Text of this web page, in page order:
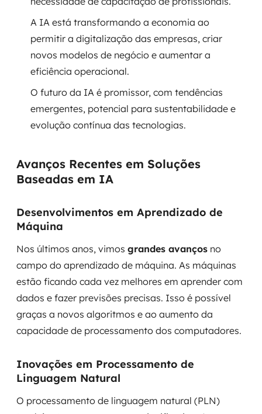
Monitoramento 24x7
Suporte a banco de dados
Billing Cloud
Escalar com segurança
DevSecOps
MSS
Consultoria de segurança
Simulação de Phishing
Segurança de aplicações e Cloud
A IA está transformando a economia ao
permitir a digitalização das empresas, criar
novos modelos de negócio e aumentar a
eficiência operacional.
O futuro da IA é promissor, com tendências
emergentes, potencial para sustentabilidade e
evolução contínua das tecnologias.
Avanços Recentes em Soluções
Baseadas em IA
Desenvolvimentos em Aprendizado de
Máquina
Nos últimos anos, vimos grandes avanços no
campo do aprendizado de máquina. As máquinas
estão ficando cada vez melhores em aprender com
dados e fazer previsões precisas. Isso é possível
graças a novos algoritmos e ao aumento da
capacidade de processamento dos computadores.
Inovações em Processamento de
Linguagem Natural
O processamento de linguagem natural (PLN)